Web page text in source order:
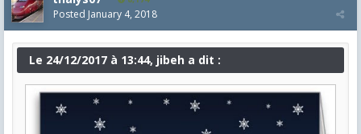
Posted January 4, 2018
Le 24/12/2017 à 13:44, jibeh a dit :